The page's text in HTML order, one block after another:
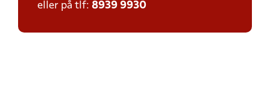
eller på tlf: 8939 9930